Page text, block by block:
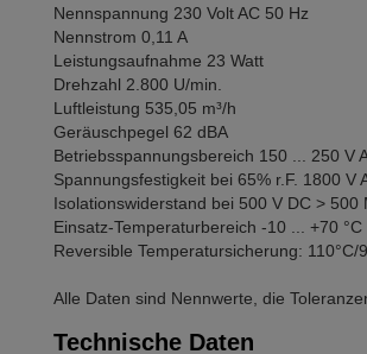
Nennspannung 230 Volt AC 50 Hz
Nennstrom 0,11 A
Leistungsaufnahme 23 Watt
Drehzahl 2.800 U/min.
Luftleistung 535,05 m³/h
Geräuschpegel 62 dBA
Betriebsspannungsbereich 150 ... 250 V
Spannungsfestigkeit bei 65% r.F. 1800 V
Isolationswiderstand bei 500 V DC > 500
Einsatz-Temperaturbereich -10 ... +70 °C
Reversible Temperatursicherung: 110°C/
Alle Daten sind Nennwerte, die
Technische Daten